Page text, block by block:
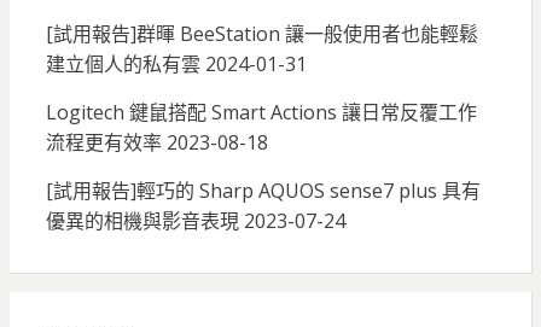
[試用報告]群暉 BeeStation 讓一般使用者也能輕鬆
建立個人的私有雲 2024-01-31
Logitech 鍵鼠搭配 Smart Actions 讓日常反覆工作
流程更有效率 2023-08-18
[試用報告]輕巧的 Sharp AQUOS sense7 plus 具有
優異的相機與影音表現 2023-07-24